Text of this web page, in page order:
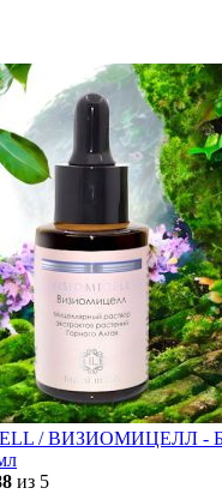
/ ВИЗИОМИЦЕЛЛ -
из 5